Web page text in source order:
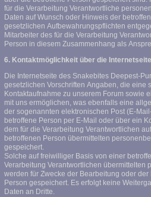
für die Verarbeitung Verantwortliche
Daten auf Wunsch oder Hinweis der
gesetzlichen Aufbewahrungspflichten
Mitarbeiter des für die Verarbeitung
Person in diesem Zusammenhang als
6. Kontaktmöglichkeit über die Internetseite
Die Internetseite des Snakebites Deepest-
gesetzlichen Vorschriften Angaben, die eine
Kontaktaufnahme zu unserem Forum sowie
mit uns ermöglichen, was ebenfalls eine
der sogenannten elektronischen Post (E-
betroffene Person per E-Mail oder über ein
dem für die Verarbeitung Verantwortlichen
betroffenen Person übermittelten
gespeichert.
Solche auf freiwilliger Basis von einer
Verarbeitung Verantwortlichen übermittelten
werden für Zwecke der Bearbeitung oder
Person gespeichert. Es erfolgt keine
Daten an Dritte.